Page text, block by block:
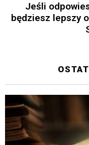
Jeśli
będziesz lepszy